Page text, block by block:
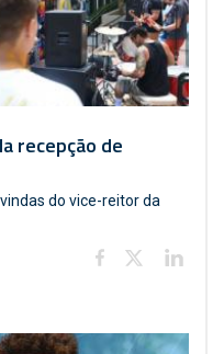
recepção de
do vice-reitor da